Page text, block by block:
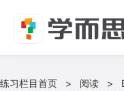
练习栏目首页 > 阅读 >